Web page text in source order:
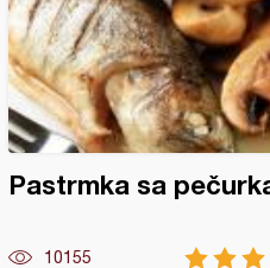
Pastrmka sa
10155